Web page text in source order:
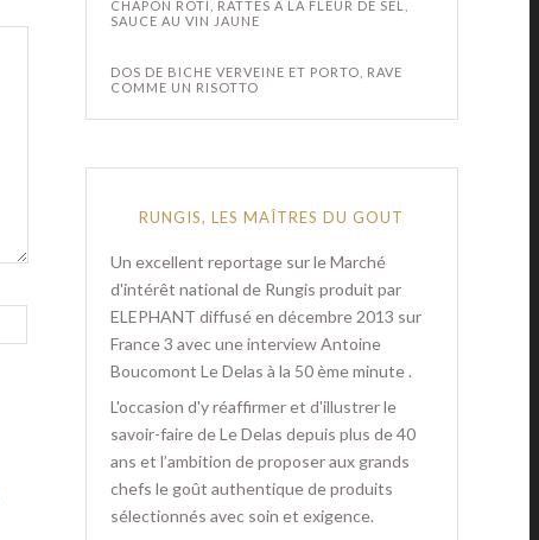
CHAPON RÔTI, RATTES À LA FLEUR DE SEL,
SAUCE AU VIN JAUNE
DOS DE BICHE VERVEINE ET PORTO, RAVE
COMME UN RISOTTO
RUNGIS, LES MAÎTRES DU GOUT
Un excellent reportage sur le Marché
d'intérêt national de Rungis produit par
ELEPHANT diffusé en décembre 2013 sur
France 3 avec une interview Antoine
Boucomont Le Delas à la 50 ème minute .
L'occasion d'y réaffirmer et d'illustrer le
savoir-faire de Le Delas depuis plus de 40
ans et l’ambition de proposer aux grands
chefs le goût authentique de produits
sélectionnés avec soin et exigence.